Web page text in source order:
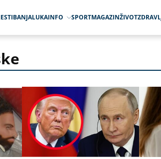
BANJALUKAINFO SPORTMAGAZINŽIVOT